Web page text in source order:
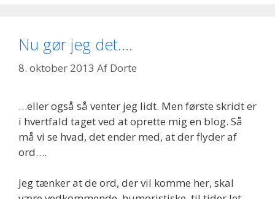
Nu gør jeg det….
8. oktober 2013 Af Dorte
…eller også så venter jeg lidt. Men første skridt er
i hvertfald taget ved at oprette mig en blog. Så
må vi se hvad, det ender med, at der flyder af
ord….
Jeg tænker at de ord, der vil komme her, skal